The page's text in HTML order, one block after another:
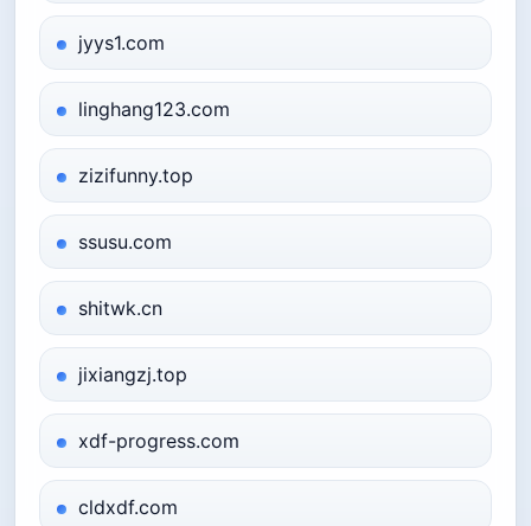
jyys1.com
linghang123.com
zizifunny.top
ssusu.com
shitwk.cn
jixiangzj.top
xdf-progress.com
cldxdf.com